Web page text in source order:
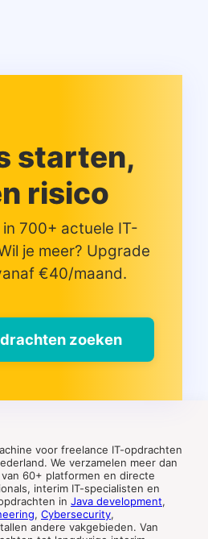
starten,
risico
700+ actuele IT-
je meer? Upgrade
€40/maand.
zoeken
voor freelance IT-opdrachten
We verzamelen meer dan
60+ platformen en directe
interim IT-specialisten en
in Java development,
, Cybersecurity,
andere vakgebieden. Van